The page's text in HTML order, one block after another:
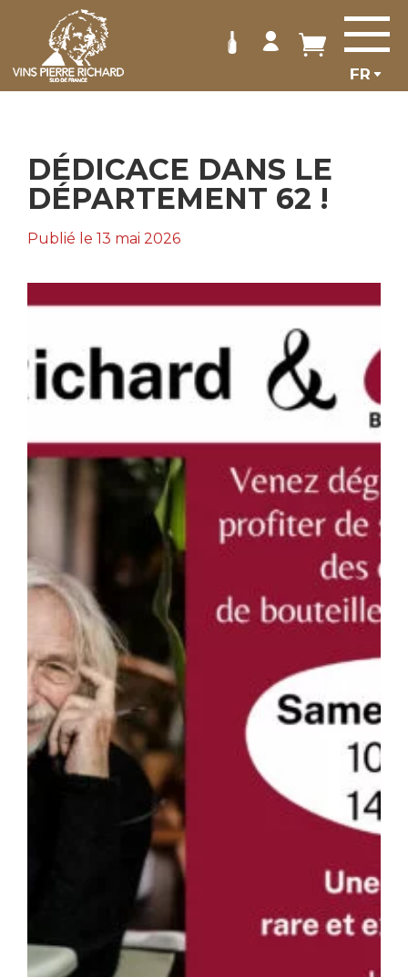
DÉDICACE DANS LE
DÉPARTEMENT 62 !
Publié le 13 mai 2026
Panneau de gestion des cookies